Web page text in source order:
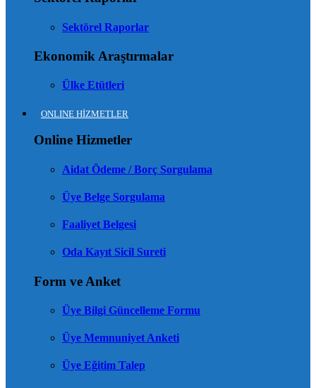
Sektörel Raporlar
Ekonomik Araştırmalar
Ülke Etütleri
ONLINE HİZMETLER
Online Hizmetler
Aidat Ödeme / Borç Sorgulama
Üye Belge Sorgulama
Faaliyet Belgesi
Oda Kayıt Sicil Sureti
Form ve Anket
Üye Bilgi Güncelleme Formu
Üye Memnuniyet Anketi
Üye Eğitim Talep